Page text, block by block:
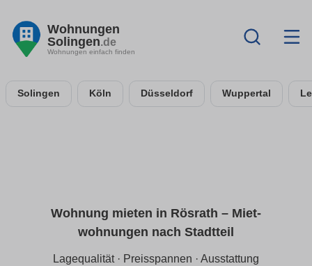
Wohnungen
Solingen.de
Wohnungen einfach finden
Solingen Köln Düsseldorf Wuppertal
Wohnung mieten in Rösrath – Miet­
wohnungen nach Stadtteil
Lagequalität · Preisspannen · Ausstattung